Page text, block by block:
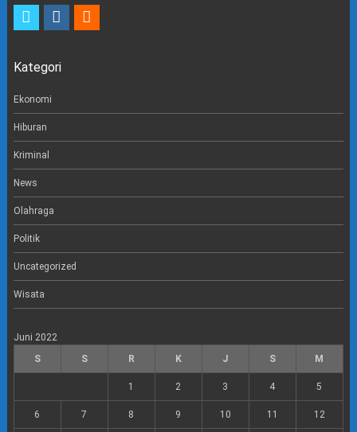
t
r
a
a
Kategori
Ekonomi
Hiburan
Kriminal
News
Olahraga
Politik
Uncategorized
Wisata
Juni 2022
S
S R K J S M
1 2 3 4 5
6 7 8 9 10 11 12